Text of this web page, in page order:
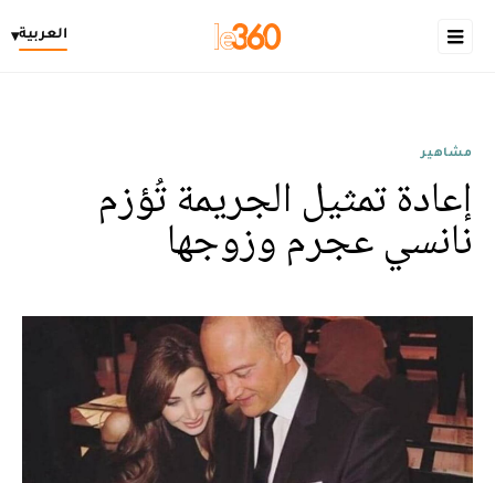
العربية▾
مشاهير
إعادة تمثيل الجريمة تُؤزم
نانسي عجرم وزوجها